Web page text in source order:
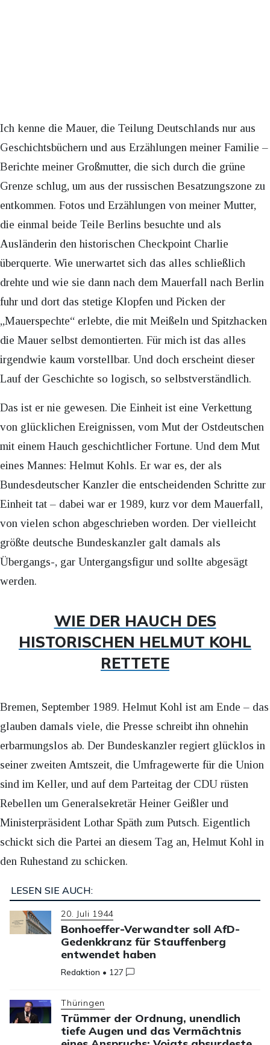
Ich kenne die Mauer, die Teilung Deutschlands nur aus
Geschichtsbüchern und aus Erzählungen meiner Familie –
Berichte meiner Großmutter, die sich durch die grüne
Grenze schlug, um aus der russischen Besatzungszone zu
entkommen. Fotos und Erzählungen von meiner Mutter,
die einmal beide Teile Berlins besuchte und als
Ausländerin den historischen Checkpoint Charlie
überquerte. Wie unerwartet sich das alles schließlich
drehte und wie sie dann nach dem Mauerfall nach Berlin
fuhr und dort das stetige Klopfen und Picken der
„Mauerspechte“ erlebte, die mit Meißeln und Spitzhacken
die Mauer selbst demontierten. Für mich ist das alles
irgendwie kaum vorstellbar. Und doch erscheint dieser
Lauf der Geschichte so logisch, so selbstverständlich.
Das ist er nie gewesen. Die Einheit ist eine Verkettung
von glücklichen Ereignissen, vom Mut der Ostdeutschen
mit einem Hauch geschichtlicher Fortune. Und dem Mut
eines Mannes: Helmut Kohls. Er war es, der als
Bundesdeutscher Kanzler die entscheidenden Schritte zur
Einheit tat – dabei war er 1989, kurz vor dem Mauerfall,
von vielen schon abgeschrieben worden. Der vielleicht
größte deutsche Bundeskanzler galt damals als
Übergangs-, gar Untergangsfigur und sollte abgesägt
werden.
WIE DER HAUCH DES
HISTORISCHEN HELMUT KOHL
RETTETE
Bremen, September 1989. Helmut Kohl ist am Ende – das
glauben damals viele, die Presse schreibt ihn ohnehin
erbarmungslos ab. Der Bundeskanzler regiert glücklos in
seiner zweiten Amtszeit, die Umfragewerte für die Union
sind im Keller, und auf dem Parteitag der CDU rüsten
Rebellen um Generalsekretär Heiner Geißler und
Ministerpräsident Lothar Späth zum Putsch. Eigentlich
schickt sich die Partei an diesem Tag an, Helmut Kohl in
den Ruhestand zu schicken.
LESEN SIE AUCH:
20. Juli 1944
Bonhoeffer-Verwandter soll AfD-
Gedenkkranz für Stauffenberg
entwendet haben
Redaktion • 127
Thüringen
Trümmer der Ordnung, unendlich
tiefe Augen und das Vermächtnis